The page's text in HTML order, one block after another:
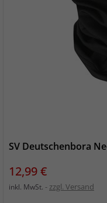
SV Deutschenbora
Preis
12,99 €
inkl. MwSt. zzgl. Versand